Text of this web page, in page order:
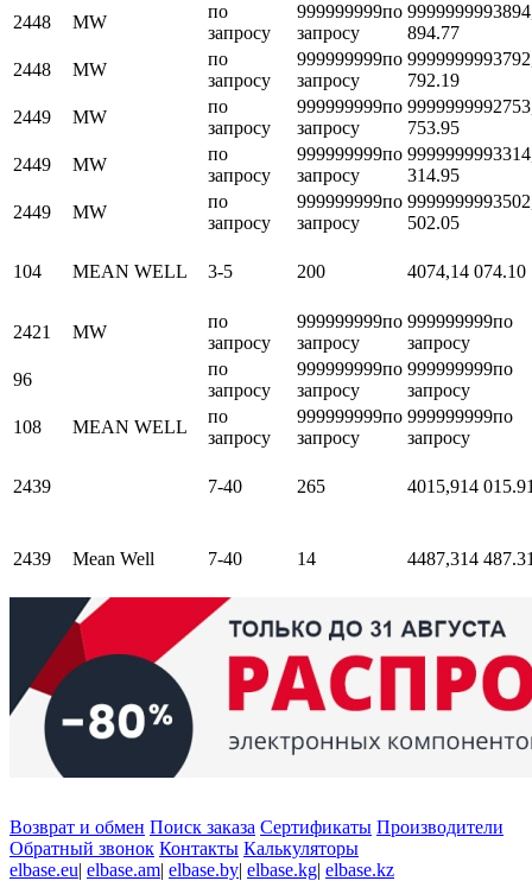
2448
MW
по
запросу
999999999по
запросу
999999999
894.77
2448
MW
по
запросу
999999999по
запросу
999999999
792.19
2449
MW
по
запросу
999999999по
запросу
999999999
753.95
2449
MW
по
запросу
999999999по
запросу
999999999
314.95
2449
MW
по
запросу
999999999по
запросу
999999999
502.05
104 MEAN WELL 3-5 200 4074,14 074.10
2421 MW
по
запросу
999999999по
запросу
999999999по
запросу
96
по
запросу
999999999по
запросу
999999999по
запросу
108
MEAN WELL
по
запросу
999999999по
запросу
999999999по
запросу
2439 7-40 265 4015,914
2439 Mean Well 7-40 14 4487,314
Возврат и обмен Поиск заказа Сертификаты Производители
Обратный звонок Контакты Калькуляторы
elbase.eu| elbase.am| elbase.by| elbase.kg| elbase.kz